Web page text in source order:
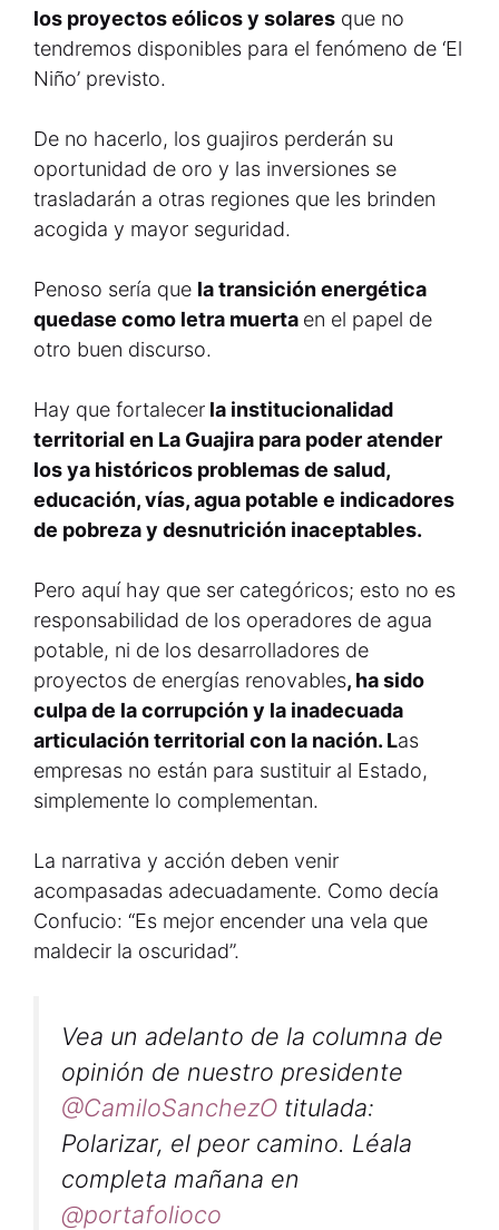
los proyectos eólicos y solares que no
tendremos disponibles para el fenómeno de ‘El
Niño’ previsto.
De no hacerlo, los guajiros perderán su
oportunidad de oro y las inversiones se
trasladarán a otras regiones que les brinden
acogida y mayor seguridad.
Penoso sería que la transición energética
quedase como letra muerta en el papel de
otro buen discurso.
Hay que fortalecer la institucionalidad
territorial en La Guajira para poder atender
los ya históricos problemas de salud,
educación, vías, agua potable e indicadores
de pobreza y desnutrición inaceptables.
Pero aquí hay que ser categóricos; esto no es
responsabilidad de los operadores de agua
potable, ni de los desarrolladores de
proyectos de energías renovables, ha sido
culpa de la corrupción y la inadecuada
articulación territorial con la nación. Las
empresas no están para sustituir al Estado,
simplemente lo complementan.
La narrativa y acción deben venir
acompasadas adecuadamente. Como decía
Confucio: “Es mejor encender una vela que
maldecir la oscuridad”.
Vea un adelanto de la columna de
opinión de nuestro presidente
@CamiloSanchezO titulada:
Polarizar, el peor camino. Léala
completa mañana en
@portafolioco